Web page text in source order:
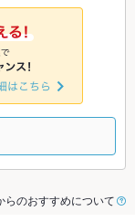
9/11
らのおすすめについて